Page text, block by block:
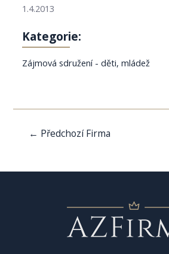
1.4.2013
Kategorie:
Zájmová sdružení - děti, mládež
Navigace
← Předchozí Firma